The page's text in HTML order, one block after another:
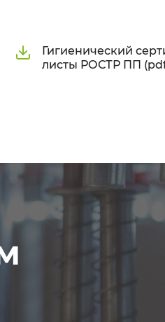
Гигиенический
листы РОСТР ПП